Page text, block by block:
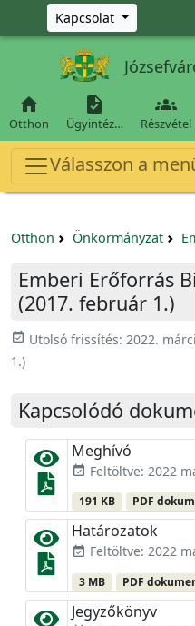
Ugrás a fő tartalomra
Kapcsolat

Otthon

Ügyintéz…

Részvétel
Válasszon a
Otthon Önkormányzat
Emberi Erőforrás
(2017. február 1.)
event_available Utolsó frissítés: 2022.
1.)
Kapcsolódó
Meghívó
event_available Feltöltve: 2022
191 KB PDF
Határozatok
event_available Feltöltve: 2022
3 MB PDF
Jegyzőkönyv